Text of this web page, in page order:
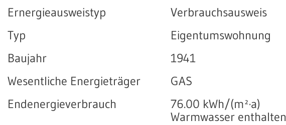
Ernergieausweistyp
Verbrauchsausweis
Typ
Eigentumswohnung
Baujahr
1941
Wesentliche Energieträger
GAS
Endenergieverbrauch
76.00 kWh/(m²·a)
Warmwasser enthalten